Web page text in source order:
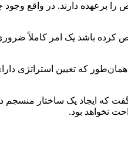
را برعهده دارند. در واقع
باشد یک امر کاملاً
که تعیین استراتژی
گفت که ایجاد یک ساختار
نخواهد بود.